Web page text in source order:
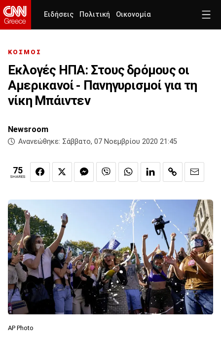
Ειδήσεις Πολιτική Οικονομία
ΚΟΣΜΟΣ
Εκλογές ΗΠΑ: Στους δρόμους οι
Αμερικανοί - Πανηγυρισμοί για τη
νίκη Μπάιντεν
Newsroom
Ανανεώθηκε: Σάββατο, 07 Νοεμβρίου 2020 21:45
75
SHARES
AP Photo